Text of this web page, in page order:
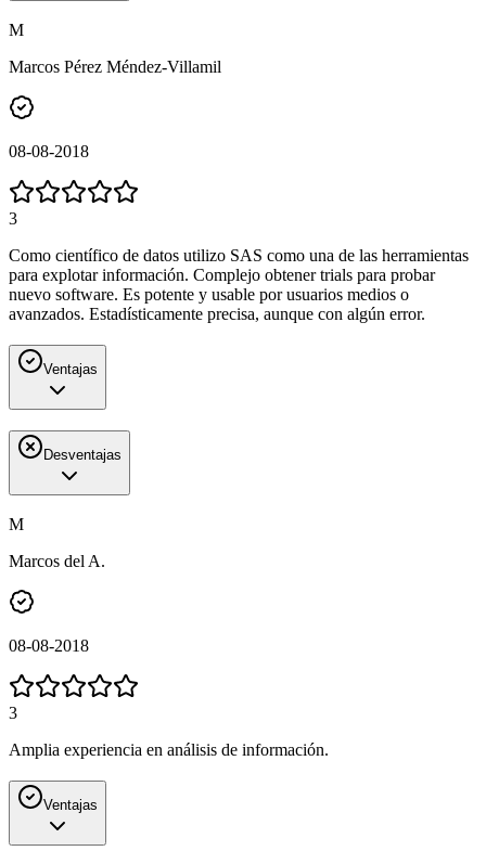
M
Marcos Pérez Méndez-Villamil
08-08-2018
3
Como científico de datos utilizo SAS como una de las herramientas
para explotar información. Complejo obtener trials para probar
nuevo software. Es potente y usable por usuarios medios o
avanzados. Estadísticamente precisa, aunque con algún error.
Ventajas
Desventajas
M
Marcos del A.
08-08-2018
3
Amplia experiencia en análisis de información.
Ventajas